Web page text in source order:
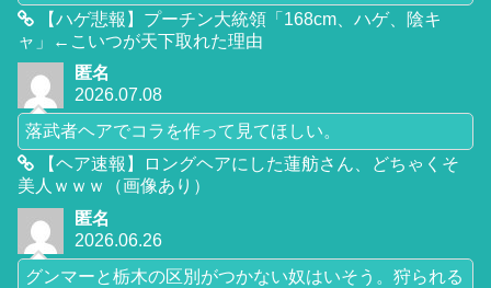
【ハゲ悲報】プーチン大統領「168cm、ハゲ、陰キ
ャ」←こいつが天下取れた理由
匿名
2026.07.08
落武者ヘアでコラを作って見てほしい。
【ヘア速報】ロングヘアにした蓮舫さん、どちゃくそ
美人ｗｗｗ（画像あり）
匿名
2026.06.26
グンマーと栃木の区別がつかない奴はいそう。狩られる